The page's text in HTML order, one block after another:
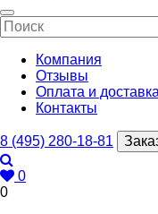
Компания
Отзывы
Оплата и доставка
Контакты
8 (495) 280-18-81
0
0